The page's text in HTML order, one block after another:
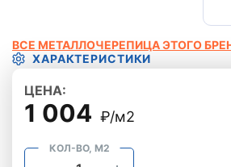
ХАРАКТЕРИСТИКИ
ВСЕ МЕТАЛЛОЧЕРЕПИЦА ЭТОГО
ЦЕНА:
1 004 ₽/м2
КОЛ-ВО, М2